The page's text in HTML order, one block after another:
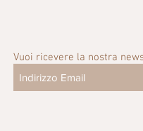
Vuoi ricevere la nostra